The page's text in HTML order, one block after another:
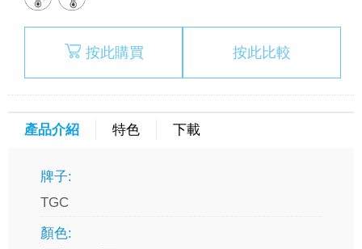
按此購買 按此比較
產品介紹 特色 下載
牌子:
TGC
顏色: